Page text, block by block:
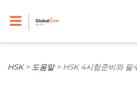
HSK> 도움말> HSK 4시험준비와 필